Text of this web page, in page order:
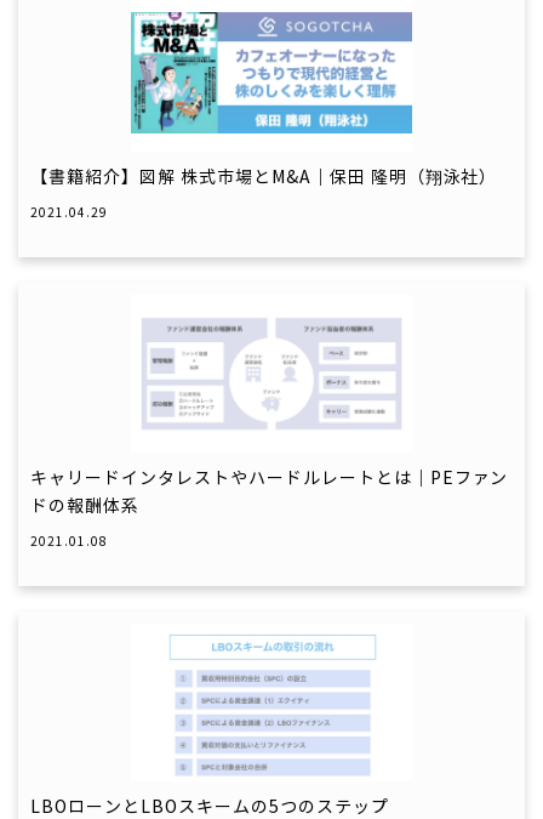
【書籍紹介】図解 株式市場とM&A｜保田 隆明（翔泳社）
2021.04.29
キャリードインタレストやハードルレートとは｜PEファン
ドの報酬体系
2021.01.08
LBOローンとLBOスキームの5つのステップ